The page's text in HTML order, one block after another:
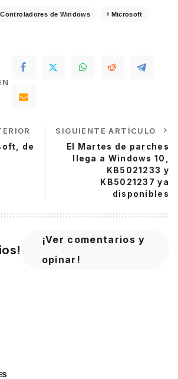
Controladores de Windows Microsoft
de
SIGUIENTE ARTÍCULO
El Martes de parches
llega a Windows 10,
KB5021233 y
KB5021237 ya
disponibles
¡Ver comentarios y
opinar!